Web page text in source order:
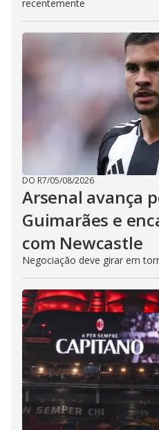
recentemente
DO R7/05/08/2026
Arsenal avança
Guimarães e
com Newcastle
Negociação deve girar em